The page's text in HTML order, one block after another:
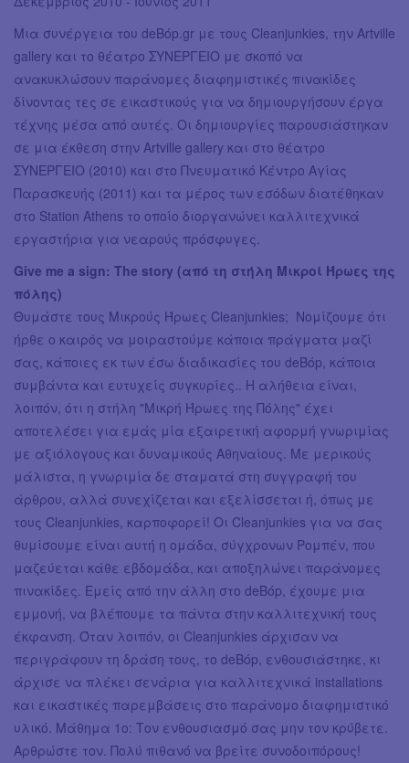
Μια συνέργεια του deBόp.gr με τους Cleanjunkies, την Artville
gallery και το θέατρο ΣΥΝΕΡΓΕΙΟ με σκοπό να
ανακυκλώσουν παράνομες διαφημιστικές πινακίδες
δίνοντας τες σε εικαστικούς για να δημιουργήσουν έργα
τέχνης μέσα από αυτές. Oι δημιουργίες παρουσιάστηκαν
σε μια έκθεση στην Artville gallery και στο θέατρο
ΣΥΝΕΡΓΕΙΟ (2010) και στο Πνευματικό Κέντρο Αγίας
Παρασκευής (2011) και τα μέρος των εσόδων διατέθηκαν
στο Station Athens το οποίο διοργανώνει καλλιτεχνικά
εργαστήρια για νεαρούς πρόσφυγες.
Give me a sign: The story (από τη στήλη Μικροί Ήρωες της
πόλης)
Θυμάστε τους Μικρούς Ήρωες Cleanjunkies; Νομίζουμε ότι
ήρθε ο καιρός να μοιραστούμε κάποια πράγματα μαζί
σας, κάποιες εκ των έσω διαδικασίες του deBόp, κάποια
συμβάντα και ευτυχείς συγκυρίες.. Η αλήθεια είναι,
λοιπόν, ότι η στήλη "Μικρή Ήρωες της Πόλης" έχει
αποτελέσει για εμάς μία εξαιρετική αφορμή γνωριμίας
με αξιόλογους και δυναμικούς Αθηναίους. Με μερικούς
μάλιστα, η γνωριμία δε σταματά στη συγγραφή του
άρθρου, αλλά συνεχίζεται και εξελίσσεται ή, όπως με
τους Cleanjunkies, καρποφορεί! Οι Cleanjunkies για να σας
θυμίσουμε είναι αυτή η ομάδα, σύγχρονων Ρομπέν, που
μαζεύεται κάθε εβδομάδα, και αποξηλώνει παράνομες
πινακίδες. Εμείς από την άλλη στο deBόp, έχουμε μια
εμμονή, να βλέπουμε τα πάντα στην καλλιτεχνική τους
έκφανση. Όταν λοιπόν, οι Cleanjunkies άρχισαν να
περιγράφουν τη δράση τους, το deBόp, ενθουσιάστηκε, κι
άρχισε να πλέκει σενάρια για καλλιτεχνικά installations
και εικαστικές παρεμβάσεις στο παράνομο διαφημιστικό
υλικό. Μάθημα 1o: Τον ενθουσιασμό σας μην τον κρύβετε.
Αρθρώστε τον. Πολύ πιθανό να βρείτε συνοδοιπόρους!